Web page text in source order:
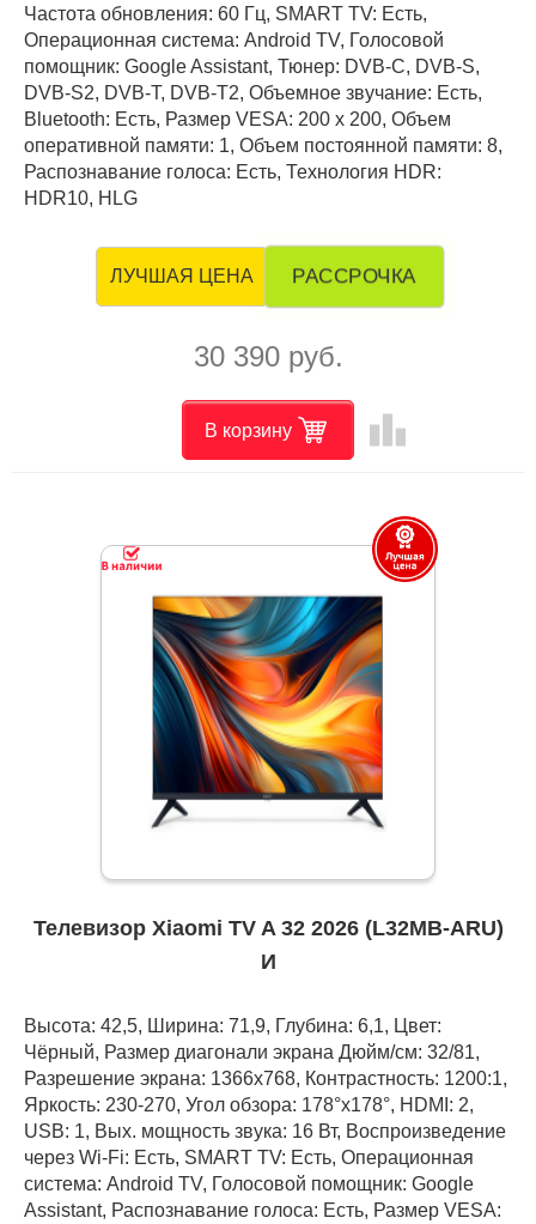
Частота обновления: 60 Гц, SMART TV: Есть,
Операционная система: Android TV, Голосовой
помощник: Google Assistant, Тюнер: DVB-C, DVB-S,
DVB-S2, DVB-T, DVB-T2, Объемное звучание: Есть,
Bluetooth: Есть, Размер VESA: 200 х 200, Объем
оперативной памяти: 1, Объем постоянной памяти: 8,
Распознавание голоса: Есть, Технология HDR:
HDR10, HLG
ЛУЧШАЯ ЦЕНА РАССРОЧКА
30 390 руб.
В корзину leaderboard
Телевизор Xiaomi TV A 32 2026 (L32MB-ARU)
И
Высота: 42,5, Ширина: 71,9, Глубина: 6,1, Цвет:
Чёрный, Размер диагонали экрана Дюйм/см: 32/81,
Разрешение экрана: 1366x768, Контрастность: 1200:1,
Яркость: 230-270, Угол обзора: 178°x178°, HDMI: 2,
USB: 1, Вых. мощность звука: 16 Вт, Воспроизведение
через Wi-Fi: Есть, SMART TV: Есть, Операционная
система: Android TV, Голосовой помощник: Google
Assistant, Распознавание голоса: Есть, Размер VESA: